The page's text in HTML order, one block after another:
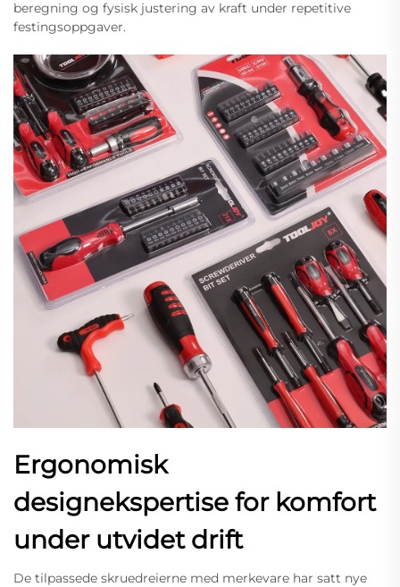
beregning og fysisk justering av kraft under repetitive
festingsoppgaver.
Ergonomisk
designekspertise for komfort
under utvidet drift
De tilpassede skruedreierne med merkevare har satt nye